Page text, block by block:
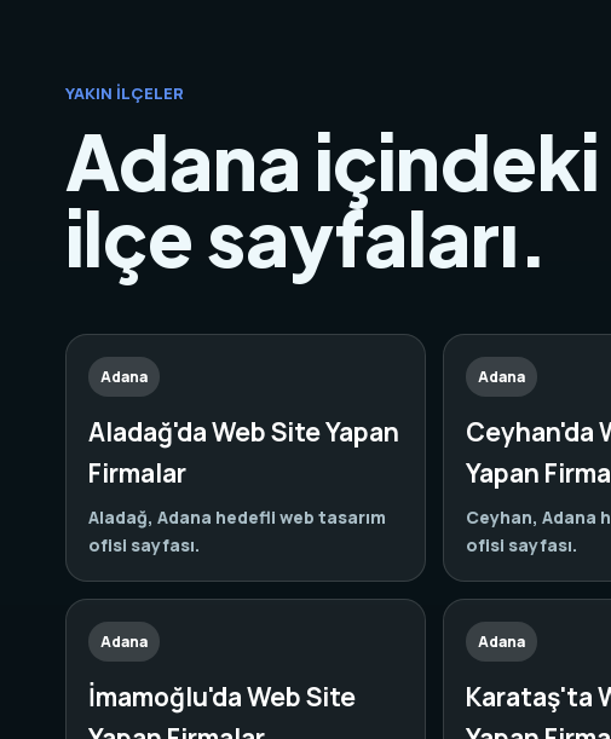
YAKIN İLÇELER
Adana içindeki
ilçe sayfaları.
Adana
Aladağ'da Web Site Yapan
Firmalar
Aladağ, Adana hedefli web tasarım
ofisi sayfası.
Adana
Ceyhan'da
Yapan
Ceyhan, Adana
ofisi sayfası.
Adana
İmamoğlu'da Web Site
Adana
Karataş'ta